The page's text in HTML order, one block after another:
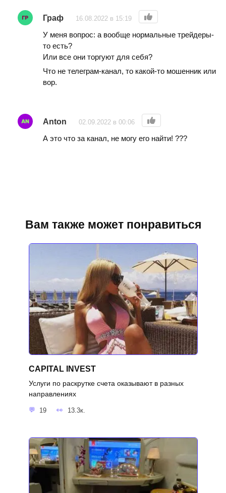
Граф 16.08.2022 в 15:19
У меня вопрос: а вообще нормальные трейдеры-
то есть?
Или все они торгуют для себя?
Что не телеграм-канал, то какой-то мошенник или
вор.
Anton 02.09.2022 в 00:06
А это что за канал, не могу его найти! ???
Вам также может понравиться
CAPITAL INVEST
Услуги по раскрутке счета оказывают в разных
направлениях
19 13.3к.